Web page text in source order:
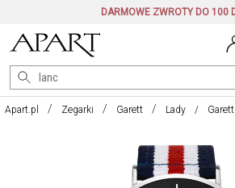
DARMOWE ZWROTY DO 100
Apart.pl Zegarki Garett Lady